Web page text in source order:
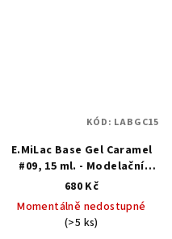
E.MiLac Base Gel Caramel
#09, 15 ml. - Modelační
kamuflážní báze
680 Kč
Momentálně nedostupné
(>5 ks)
KÓD: LABGC15